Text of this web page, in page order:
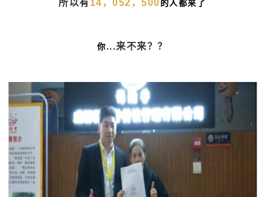
所以有 14，052，500的人都来了
你...来不来？？